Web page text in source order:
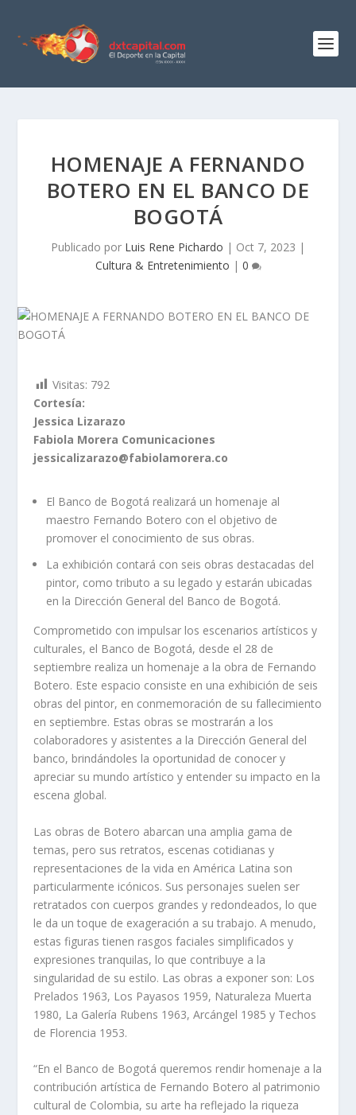
HOMENAJE A FERNANDO
BOTERO EN EL BANCO DE
BOGOTÁ
Publicado por Luis Rene Pichardo | Oct 7, 2023 |
Cultura & Entretenimiento | 0
Visitas: 792
Cortesía:
Jessica Lizarazo
Fabiola Morera Comunicaciones
jessicalizarazo@fabiolamorera.co
El Banco de Bogotá realizará un homenaje al
maestro Fernando Botero con el objetivo de
promover el conocimiento de sus obras.
La exhibición contará con seis obras destacadas del
pintor, como tributo a su legado y estarán ubicadas
en la Dirección General del Banco de Bogotá.
Comprometido con impulsar los escenarios artísticos y
culturales, el Banco de Bogotá, desde el 28 de
septiembre realiza un homenaje a la obra de Fernando
Botero. Este espacio consiste en una exhibición de seis
obras del pintor, en conmemoración de su fallecimiento
en septiembre. Estas obras se mostrarán a los
colaboradores y asistentes a la Dirección General del
banco, brindándoles la oportunidad de conocer y
apreciar su mundo artístico y entender su impacto en la
escena global.
Las obras de Botero abarcan una amplia gama de
temas, pero sus retratos, escenas cotidianas y
representaciones de la vida en América Latina son
particularmente icónicos. Sus personajes suelen ser
retratados con cuerpos grandes y redondeados, lo que
le da un toque de exageración a su trabajo. A menudo,
estas figuras tienen rasgos faciales simplificados y
expresiones tranquilas, lo que contribuye a la
singularidad de su estilo. Las obras a exponer son: Los
Prelados 1963, Los Payasos 1959, Naturaleza Muerta
1980, La Galería Rubens 1963, Arcángel 1985 y Techos
de Florencia 1953.
“En el Banco de Bogotá queremos rendir homenaje a la
contribución artística de Fernando Botero al patrimonio
cultural de Colombia, su arte ha reflejado la riqueza